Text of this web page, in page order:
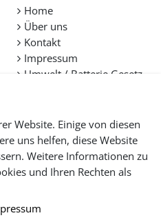
Website. Einige von diesen
uns helfen, diese Website
Weitere Informationen zu
und Ihren Rechten als
Home
Über uns
Kontakt
Impressum
Umwelt / Batterie Gesetz